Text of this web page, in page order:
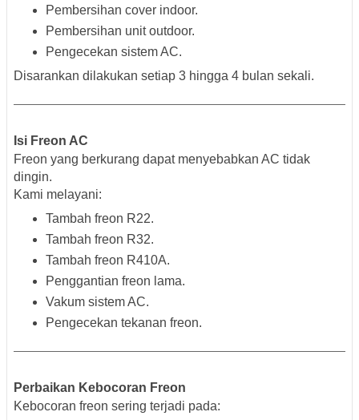
Pembersihan cover indoor.
Pembersihan unit outdoor.
Pengecekan sistem AC.
Disarankan dilakukan setiap 3 hingga 4 bulan sekali.
Isi Freon AC
Freon yang berkurang dapat menyebabkan AC tidak
dingin.
Kami melayani:
Tambah freon R22.
Tambah freon R32.
Tambah freon R410A.
Penggantian freon lama.
Vakum sistem AC.
Pengecekan tekanan freon.
Perbaikan Kebocoran Freon
Kebocoran freon sering terjadi pada: